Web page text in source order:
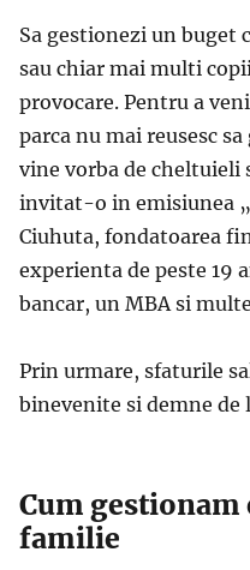
Sa gestionezi un buget
sau chiar mai multi
provocare. Pentru a
parca nu mai reusesc
vine vorba de cheltuieli
invitat-o in emisiunea
Ciuhuta, fondatoarea
experienta de peste 19
bancar, un MBA si
Prin urmare, sfaturile
binevenite si demne de
Cum
familie